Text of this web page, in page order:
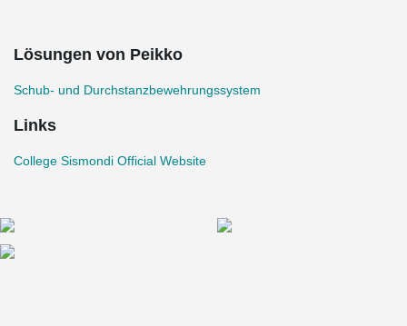
Lösungen von Peikko
Schub- und Durchstanzbewehrungssystem
Links
College Sismondi Official Website